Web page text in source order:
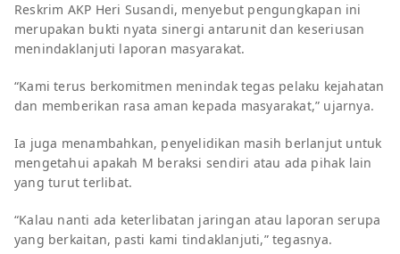
Reskrim AKP Heri Susandi, menyebut pengungkapan ini
merupakan bukti nyata sinergi antarunit dan keseriusan
menindaklanjuti laporan masyarakat.
“Kami terus berkomitmen menindak tegas pelaku kejahatan
dan memberikan rasa aman kepada masyarakat,” ujarnya.
Ia juga menambahkan, penyelidikan masih berlanjut untuk
mengetahui apakah M beraksi sendiri atau ada pihak lain
yang turut terlibat.
“Kalau nanti ada keterlibatan jaringan atau laporan serupa
yang berkaitan, pasti kami tindaklanjuti,” tegasnya.